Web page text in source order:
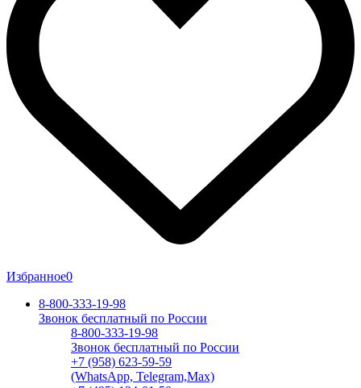
Избранное0
8-800-333-19-98
Звонок бесплатный по России
8-800-333-19-98
Звонок бесплатный по России
+7 (958) 623-59-59
(WhatsApp, Telegram,Max)